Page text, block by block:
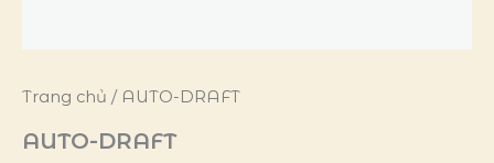
Trang chủ / AUTO-DRAFT
AUTO-DRAFT